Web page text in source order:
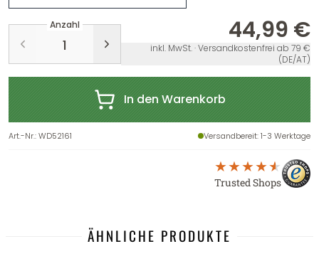
Anzahl 44,99 €
inkl. MwSt. · Versandkostenfrei ab 79 €
(DE/AT)
In den Warenkorb
Art.-Nr.:WD52161 Versandbereit: 1-3 Werktage
Trusted Shops
ÄHNLICHE PRODUKTE